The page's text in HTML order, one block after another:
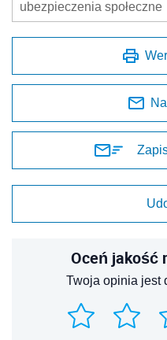
ubezpieczenia społeczne
Oceń jakość
Twoja opinia jest